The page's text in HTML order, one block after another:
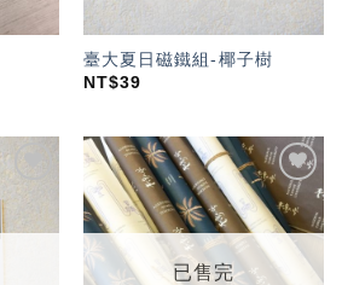
臺大夏日磁鐵組-椰子樹
NT$39
望輕
加入
「願
望輕
單」
已售完